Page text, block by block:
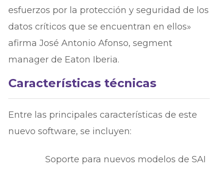
esfuerzos por la protección y seguridad de los
datos críticos que se encuentran en ellos»
afirma José Antonio Afonso, segment
manager de Eaton Iberia.
Características técnicas
Entre las principales características de este
nuevo software, se incluyen:
Soporte para nuevos modelos de SAI